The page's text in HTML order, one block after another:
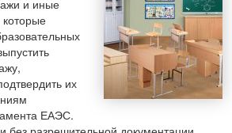
и иные
их
ЕАЭС.